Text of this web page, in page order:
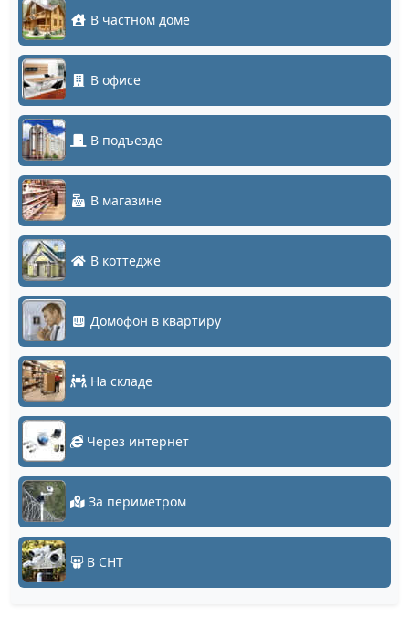
В частном доме
В офисе
В подъезде
В магазине
В коттедже
Домофон в квартиру
На складе
Через интернет
За периметром
В СНТ